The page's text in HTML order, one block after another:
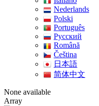
Nederlands
Polski
Português
Pусский
Română
Čeština
日本語
简体中文
None available
Array